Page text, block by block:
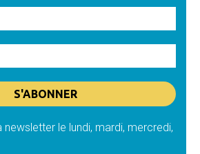
le lundi, mardi, mercredi,